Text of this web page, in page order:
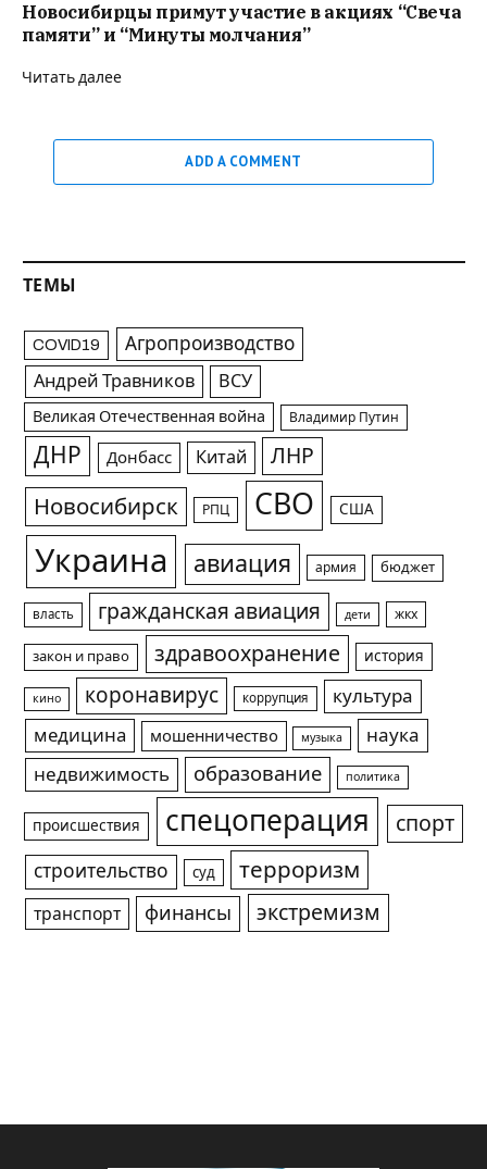
Новосибирцы примут участие в акциях “Свеча
памяти” и “Минуты молчания”
Читать далее
ADD A COMMENT
ТЕМЫ
COVID19 Агропроизводство
Андрей Травников ВСУ
Великая Отечественная война Владимир Путин
ДНР Донбасс Китай ЛНР
Новосибирск РПЦ СВО США
Украина авиация армия бюджет
власть гражданская авиация дети жкх
закон и право здравоохранение история
кино коронавирус коррупция
культура
медицина
мошенничество музыка
наука
недвижимость
образование политика
происшествия спецоперация спорт
строительство суд терроризм
транспорт финансы экстремизм